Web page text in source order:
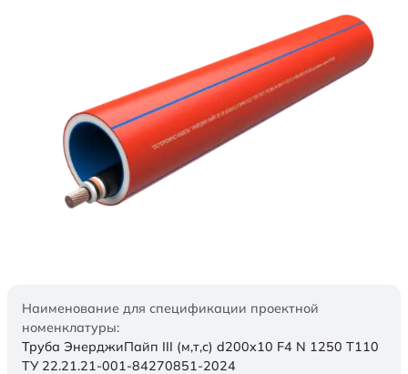
Наименование для спецификации проектной
номенклатуры:
Труба ЭнерджиПайп III (м,т,с) d200x10 F4 N 1250 Т110
ТУ 22.21.21-001-84270851-2024